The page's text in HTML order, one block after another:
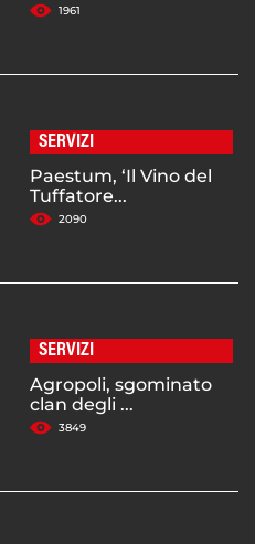
1961
SERVIZI
Paestum, ‘Il Vino del
Tuffatore...
2090
SERVIZI
Agropoli, sgominato
clan degli ...
3849